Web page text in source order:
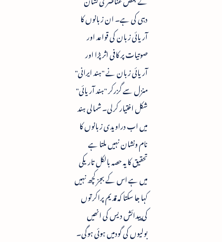
دہی کی ہے۔ ان زبانوں کا
آریائی زبان کی قواعد اور
صوتیات پر کافی اثر پڑا اور
آریائی زبان نے "ہند ایرانی"
منزل سے گزرکر "ہند آریائی"
شکل اختیار کرلی۔ شمالی ہند
میں اب دراویدی زبانوں کا
نام ونشان نہیں ملتا ہے
تحقیق کا یہ حصہ بالکل تاریکی
میں ہے اس کے بجز کچھ نہیں
کہا جا سکتا کہ قدیم پراکرتوں
کی پیدائش دیس کی انھیں
بولیوں کی گودمیں ہوئی ہوگی۔